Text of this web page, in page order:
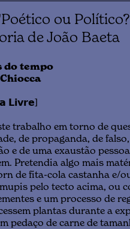
ou
de João Baeta
do tempo
Chiocca
𝗟𝗶𝘃𝗿𝗲]
trabalho em torno de
de propaganda, de
e de uma exaustão
Pretendia algo mais
de fita-cola castanha e/
pelo tecto acima, ou
e um processo de
plantas durante a
pedaço de carne de